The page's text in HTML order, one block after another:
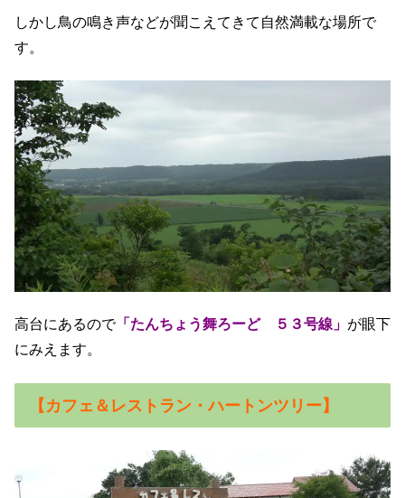
しかし鳥の鳴き声などが聞こえてきて自然満載な場所で
す。
高台にあるので「たんちょう舞ろーど ５３号線」 が眼下
にみえます。
【カフェ＆レストラン・ハートンツリー】